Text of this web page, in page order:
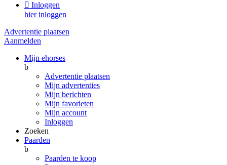
 Inloggen
hier inloggen
Advertentie plaatsen
Aanmelden
Mijn ehorses
b
Advertentie plaatsen
Mijn advertenties
Mijn berichten
Mijn favorieten
Mijn account
Inloggen
Zoeken
Paarden
b
Paarden te koop